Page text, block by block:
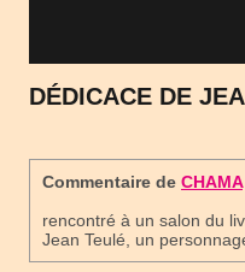
DÉDICACE DE
Commentaire de CHAMA
rencontré à un salon du
Jean Teulé, un